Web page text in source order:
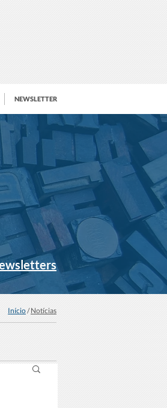
NEWSLETTER
Início/Notícias